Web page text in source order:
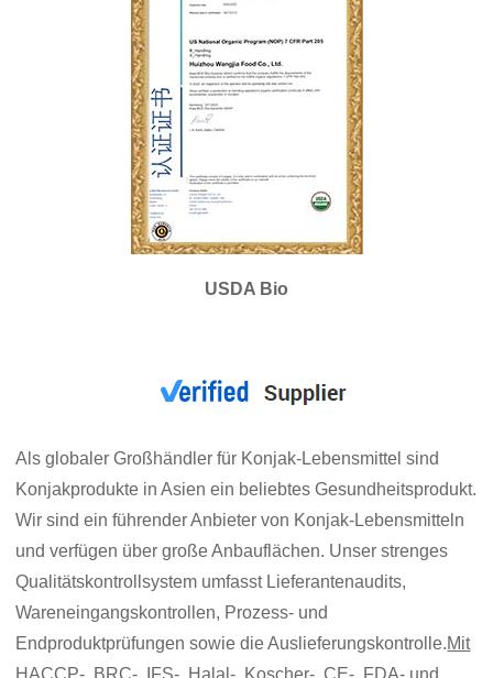
USDA Bio
Als globaler Großhändler für Konjak-Lebensmittel sind
Konjakprodukte in Asien ein beliebtes Gesundheitsprodukt.
Wir sind ein führender Anbieter von Konjak-Lebensmitteln
und verfügen über große Anbauflächen. Unser strenges
Qualitätskontrollsystem umfasst Lieferantenaudits,
Wareneingangskontrollen, Prozess- und
Endproduktprüfungen sowie die Auslieferungskontrolle.Mit
HACCP-, BRC-, IFS-, Halal-, Koscher-, CE-, FDA- und